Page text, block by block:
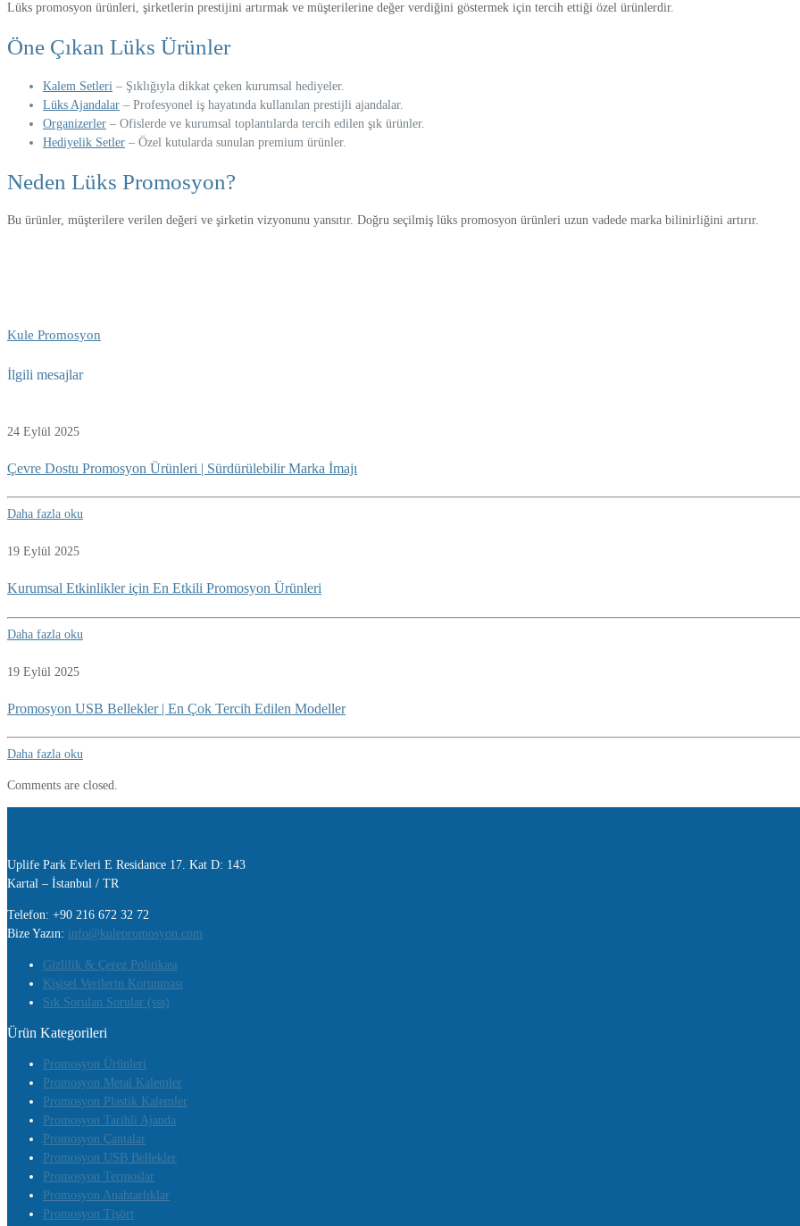
Lüks promosyon ürünleri, şirketlerin prestijini artırmak ve müşterilerine değer verdiğini göstermek için tercih ettiği özel ürünlerdir.
Öne Çıkan Lüks Ürünler
Kalem Setleri – Şıklığıyla dikkat çeken kurumsal hediyeler.
Lüks Ajandalar – Profesyonel iş hayatında kullanılan prestijli ajandalar.
Organizerler – Ofislerde ve kurumsal toplantılarda tercih edilen şık ürünler.
Hediyelik Setler – Özel kutularda sunulan premium ürünler.
Neden Lüks Promosyon?
Bu ürünler, müşterilere verilen değeri ve şirketin vizyonunu yansıtır. Doğru seçilmiş lüks promosyon ürünleri uzun vadede marka bilinirliğini artırır.
Kule Promosyon
İlgili mesajlar
24 Eylül 2025
Çevre Dostu Promosyon Ürünleri | Sürdürülebilir Marka İmajı
Daha fazla oku
19 Eylül 2025
Kurumsal Etkinlikler için En Etkili Promosyon Ürünleri
Daha fazla oku
19 Eylül 2025
Promosyon USB Bellekler | En Çok Tercih Edilen Modeller
Daha fazla oku
Comments are closed.
Uplife Park Evleri E Residance 17. Kat D: 143
Kartal – İstanbul / TR
Telefon: +90 216 672 32 72
Bize Yazın: info@kulepromosyon.com
Gizlilik & Çerez Politikası
Kişisel Verilerin Korunması
Sık Sorulan Sorular (sss)
Ürün Kategorileri
Promosyon Ürünleri
Promosyon Metal Kalemler
Promosyon Plastik Kalemler
Promosyon Tarihli Ajanda
Promosyon Çantalar
Promosyon USB Bellekler
Promosyon Termoslar
Promosyon Anahtarlıklar
Promosyon Tişört